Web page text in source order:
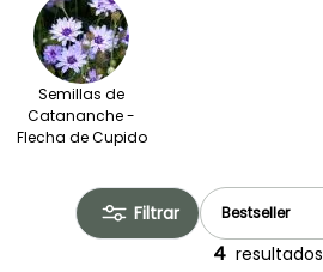
Semillas de
Catananche -
Flecha de Cupido
Filtrar
4 resultados